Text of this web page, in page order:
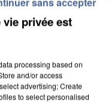
LES REFUGES
privée est
processing based on
and/or access
advertising; Create
to select personalised